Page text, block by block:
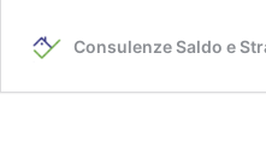
Consulenze Saldo e